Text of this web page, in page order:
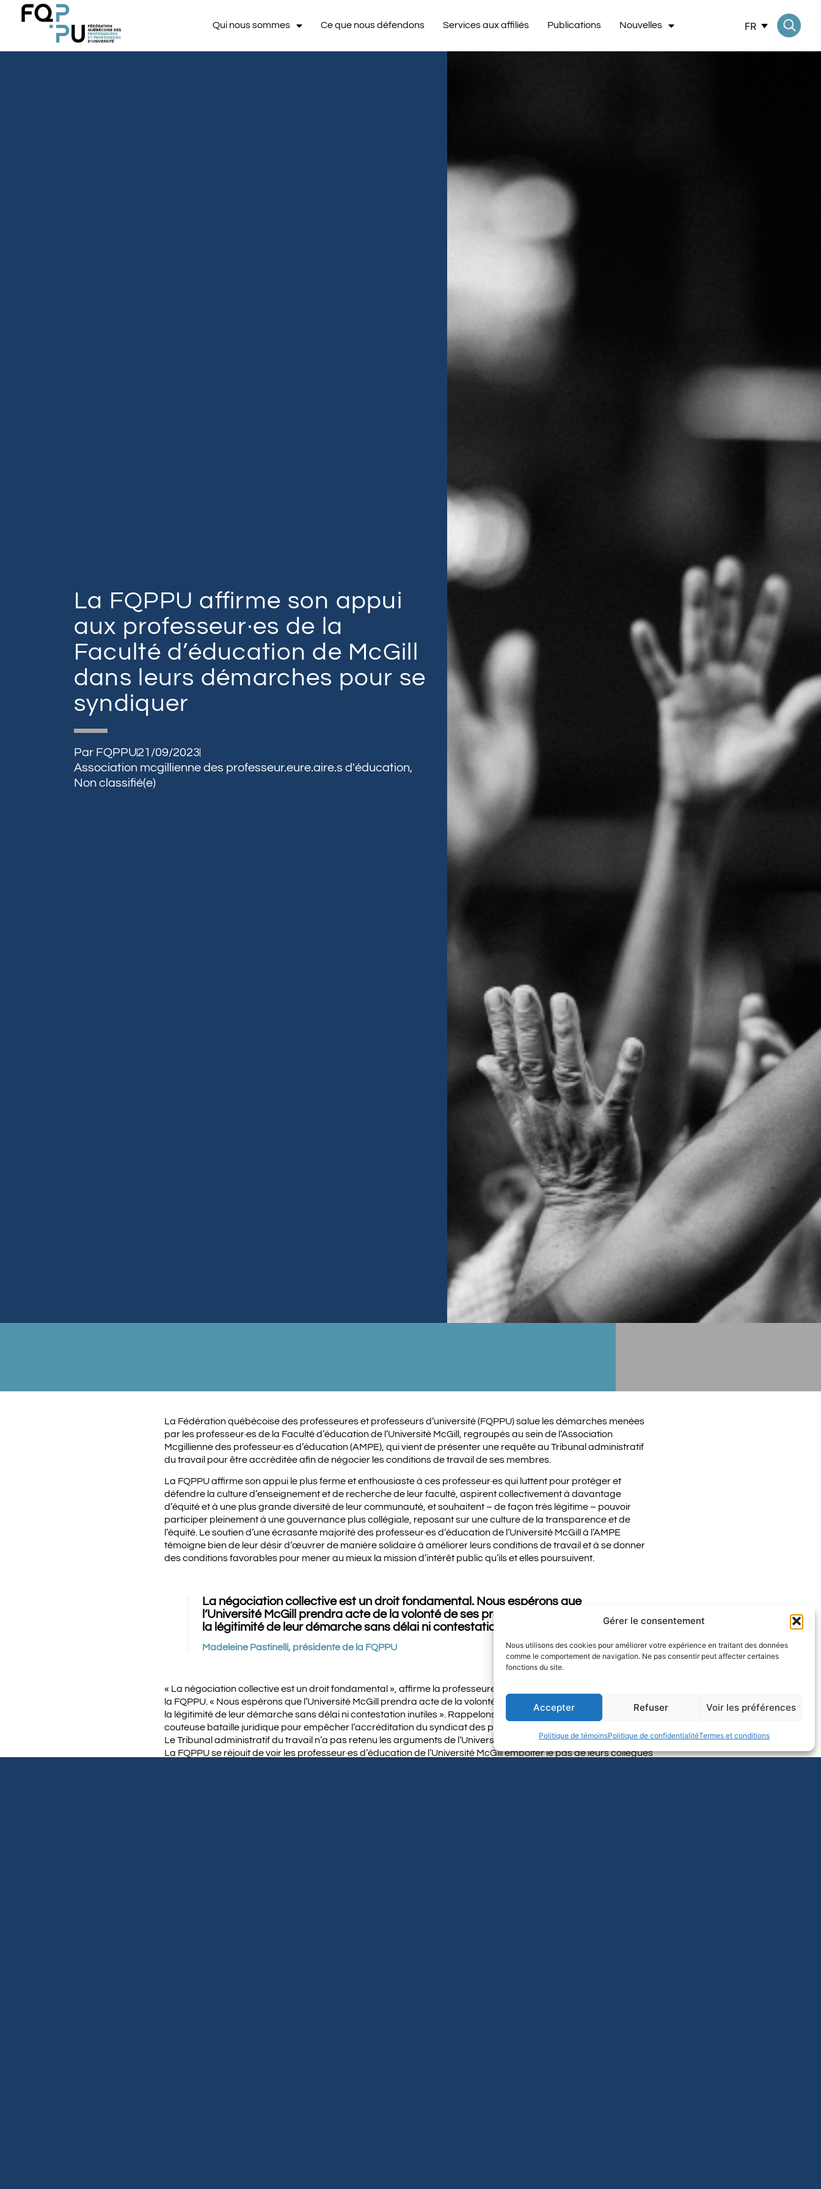
Gérer le consentement
Nous utilisons des cookies pour améliorer votre expérience en traitant des données
comme le comportement de navigation. Ne pas consentir peut affecter certaines
fonctions du site.
Accepter Refuser Voir les préférences
Politique de témoinsPolitique de confidentialitéTermes et conditions
Qui nous sommes Ce que nous défendons Services aux affiliés Publications Nouvelles FR
La FQPPU affirme son appui
aux professeur·es de la
Faculté d’éducation de McGill
dans leurs démarches pour se
syndiquer
ParFQPPU21/09/2023
Association mcgillienne des professeur.eure.aire.s d'éducation,
Non classifié(e)
La Fédération québécoise des professeures et professeurs d’université (FQPPU) salue les démarches menées
par les professeur·es de la Faculté d’éducation de l’Université McGill, regroupés au sein de l’Association
Mcgillienne des professeur·es d’éducation (AMPE), qui vient de présenter une requête au Tribunal administratif
du travail pour être accréditée afin de négocier les conditions de travail de ses membres.
La FQPPU affirme son appui le plus ferme et enthousiaste à ces professeur·es qui luttent pour protéger et
défendre la culture d’enseignement et de recherche de leur faculté, aspirent collectivement à davantage
d’équité et à une plus grande diversité de leur communauté, et souhaitent – de façon très légitime – pouvoir
participer pleinement à une gouvernance plus collégiale, reposant sur une culture de la transparence et de
l’équité. Le soutien d’une écrasante majorité des professeur·es d’éducation de l’Université McGill à l’AMPE
témoigne bien de leur désir d’œuvrer de manière solidaire à améliorer leurs conditions de travail et à se donner
des conditions favorables pour mener au mieux la mission d’intérêt public qu’ils et elles poursuivent.
La négociation collective est un droit fondamental. Nous espérons que
l’Université McGill prendra acte de la volonté de ses professeur·es et reconnaîtra
la légitimité de leur démarche sans délai ni contestation inutiles.
Madeleine Pastinelli, présidente de la FQPPU
« La négociation collective est un droit fondamental », affirme la professeure Madeleine Pastinelli, présidente de
la FQPPU. « Nous espérons que l’Université McGill prendra acte de la volonté de ses professeur·es et reconnaîtra
la légitimité de leur démarche sans délai ni contestation inutiles ». Rappelons que McGill a engagé une longue et
couteuse bataille juridique pour empêcher l’accréditation du syndicat des professeur·es de sa Faculté de droit.
Le Tribunal administratif du travail n’a pas retenu les arguments de l’Université et a accrédité le syndicat en 2022.
La FQPPU se réjouit de voir les professeur·es d’éducation de l’Université McGill emboiter le pas de leurs collègues